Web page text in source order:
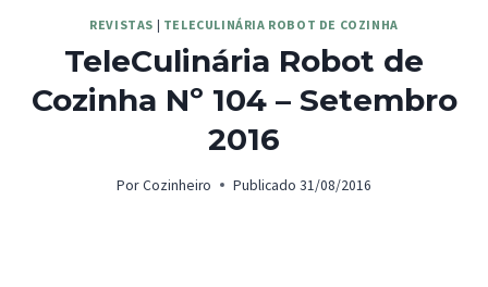
REVISTAS | TELECULINÁRIA ROBOT DE COZINHA
TeleCulinária Robot de
Cozinha Nº 104 – Setembro
2016
Por Cozinheiro Publicado 31/08/2016